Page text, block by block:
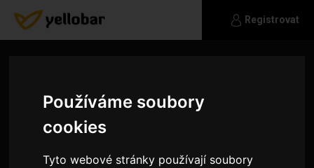
Používáme soubory
cookies
Tyto webové stránky používají soubory
Registrovat